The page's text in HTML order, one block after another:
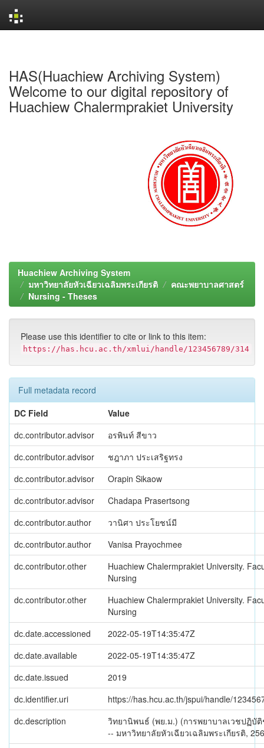
HAS(Huachiew Archiving System)
Welcome to our digital repository of
Huachiew Chalermprakiet University
Huachiew Archiving System
มหาวิทยาลัยหัวเฉียวเฉลิมพระเกียรติ
คณะพยาบาลศาสตร์
Nursing - Theses
Please use this identifier to cite or link to this item:
https://has.hcu.ac.th/xmlui/handle/123456789/314
Full metadata record
DC Field
Value
dc.contributor.advisor
อรพินท์ สีขาว
dc.contributor.advisor
ชฎาภา ประเสริฐทรง
dc.contributor.advisor
Orapin Sikaow
dc.contributor.advisor
Chadapa Prasertsong
dc.contributor.author
วานิศา ประโยชน์มี
dc.contributor.author
Vanisa Prayochmee
dc.contributor.other
Huachiew Chalermprakiet University.
Nursing
dc.contributor.other
Huachiew Chalermprakiet University.
Nursing
dc.date.accessioned
2022-05-19T14:35:47Z
dc.date.available
2022-05-19T14:35:47Z
dc.date.issued
2019
dc.identifier.uri
https://has.hcu.ac.th/jspui/handle/
dc.description
วิทยานิพนธ์ (พย.ม.) (การพยาบาลเวชปฏิบั
-- มหาวิทยาลัยหัวเฉียวเฉลิมพระเกียรติ,